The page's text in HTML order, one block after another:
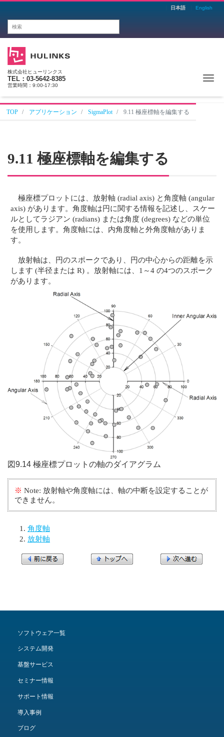
日本語 English
株式会社ヒューリンクス
TEL：03-5642-8385
営業時間：9:00-17:30
TOP アプリケーション SigmaPlot 9.11 極座標軸を編集する
9.11 極座標軸を編集する
極座標プロットには、放射軸 (radial axis) と角度軸 (angular
axis) があります。角度軸は円に関する情報を記述し、スケー
ルとしてラジアン (radians) または角度 (degrees) などの単位
を使用します。角度軸には、内角度軸と外角度軸がありま
す。
放射軸は、円のスポークであり、円の中心からの距離を示
します (半径または R) 。放射軸には、1～4 の4つのスポーク
があります。
図9.14 極座標プロットの軸のダイアグラム
※ Note: 放射軸や角度軸には、軸の中断を設定することが
できません。
角度軸
放射軸
ソフトウェア一覧
システム開発
基盤サービス
セミナー情報
サポート情報
導入事例
ブログ